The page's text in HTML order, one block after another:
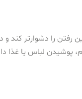
رفتن را دشوارتر
پوشیدن لباس یا غذا